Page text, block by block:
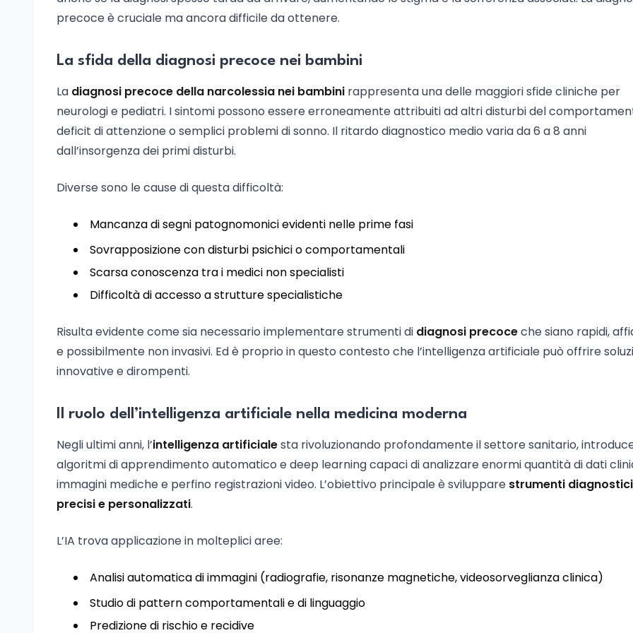
precoce è cruciale ma ancora difficile da ottenere.
La sfida della diagnosi precoce nei bambini
La diagnosi precoce della narcolessia nei bambini rappresenta una delle maggiori sfide cliniche per
neurologi e pediatri. I sintomi possono essere erroneamente attribuiti ad altri disturbi del
deficit di attenzione o semplici problemi di sonno. Il ritardo diagnostico medio varia da 6 a 8 anni
dall’insorgenza dei primi disturbi.
Diverse sono le cause di questa difficoltà:
Mancanza di segni patognomonici evidenti nelle prime fasi
Sovrapposizione con disturbi psichici o comportamentali
Scarsa conoscenza tra i medici non specialisti
Difficoltà di accesso a strutture specialistiche
Risulta evidente come sia necessario implementare strumenti di diagnosi precoceche siano rapidi,
e possibilmente non invasivi. Ed è proprio in questo contesto che l’intelligenza artificiale può offrire
innovative e dirompenti.
Il ruolo dell’intelligenza artificiale nella medicina moderna
Negli ultimi anni, l’intelligenza artificialesta rivoluzionando profondamente il settore sanitario,
algoritmi di apprendimento automatico e deep learning capaci di analizzare enormi quantità di dati
immagini mediche e perfino registrazioni video. L’obiettivo principale è sviluppare strumenti
precisi e personalizzati.
L’IA trova applicazione in molteplici aree:
Analisi automatica di immagini (radiografie, risonanze magnetiche, videosorveglianza clinica)
Studio di pattern comportamentali e di linguaggio
Predizione di rischio e recidive